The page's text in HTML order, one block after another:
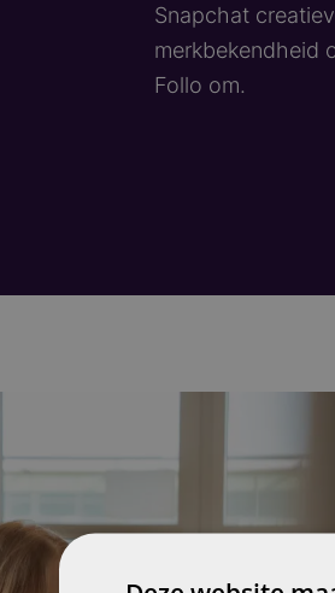
Snapchat
merkbekendheid
Follo om.